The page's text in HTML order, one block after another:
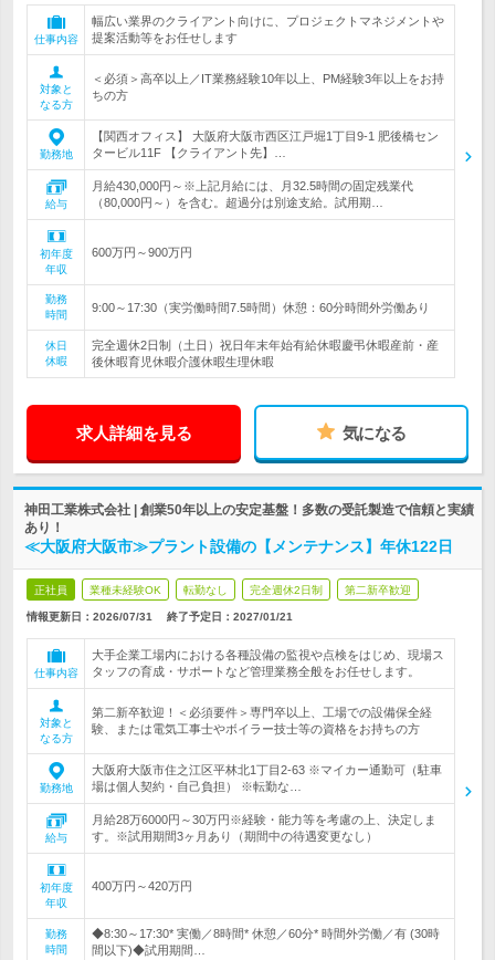
仕事内容
幅広い業界のクライアント向けに、プロジェクトマネジメントや
提案活動等をお任せします
対象と
なる方
＜必須＞高卒以上／IT業務経験10年以上、PM経験3年以上をお持
ちの方
勤務地
【関西オフィス】 大阪府大阪市西区江戸堀1丁目9-1 肥後橋セン
タービル11F 【クライアント先】…
給与
月給430,000円～※上記月給には、月32.5時間の固定残業代
（80,000円～）を含む。超過分は別途支給。試用期…
初年度
年収
600万円～900万円
勤務
時間
9:00～17:30（実労働時間7.5時間）休憩：60分時間外労働あり
休日
休暇
完全週休2日制（土日）祝日年末年始有給休暇慶弔休暇産前・産
後休暇育児休暇介護休暇生理休暇
求人詳細を見る 気になる
神田工業株式会社 | 創業50年以上の安定基盤！多数の受託製造で信頼と実績
あり！
≪大阪府大阪市≫プラント設備の【メンテナンス】年休122日
正社員 業種未経験OK 転勤なし 完全週休2日制 第二新卒歓迎
情報更新日：2026/07/31 終了予定日： 2027/01/21
仕事内容
大手企業工場内における各種設備の監視や点検をはじめ、現場ス
タッフの育成・サポートなど管理業務全般をお任せします。
対象と
なる方
第二新卒歓迎！＜必須要件＞専門卒以上、工場での設備保全経
験、または電気工事士やボイラー技士等の資格をお持ちの方
勤務地
大阪府大阪市住之江区平林北1丁目2-63 ※マイカー通勤可（駐車
場は個人契約・自己負担） ※転勤な…
給与
月給28万6000円～30万円※経験・能力等を考慮の上、決定しま
す。※試用期間3ヶ月あり（期間中の待遇変更なし）
初年度
年収
400万円～420万円
勤務
時間
◆8:30～17:30* 実働／8時間* 休憩／60分* 時間外労働／有 (30時
間以下)◆試用期間…